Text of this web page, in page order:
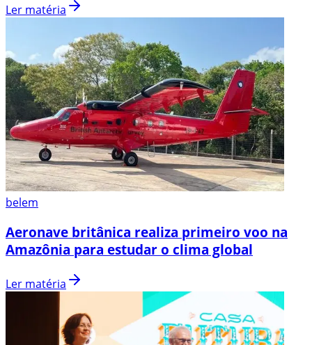
Ler matéria
belem
Aeronave britânica realiza primeiro voo na
Amazônia para estudar o clima global
Ler matéria